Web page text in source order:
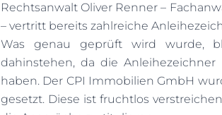
Rechtsanwalt Oliver Renner –
– vertritt bereits zahlreiche
Was genau geprüft wird wurde,
dahinstehen, da die
haben. Der CPI Immobilien GmbH
gesetzt. Diese ist fruchtlos